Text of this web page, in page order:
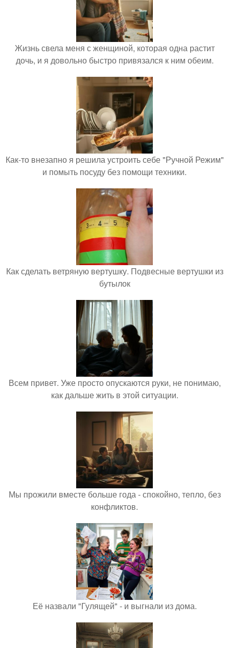
Жизнь свела меня с женщиной, которая одна растит
дочь, и я довольно быстро привязался к ним обеим.
Как-то внезапно я решила устроить себе "Ручной Режим"
и помыть посуду без помощи техники.
Как сделать ветряную вертушку. Подвесные вертушки из
бутылок
Всем привет. Уже просто опускаются руки, не понимаю,
как дальше жить в этой ситуации.
Мы прожили вместе больше года - спокойно, тепло, без
конфликтов.
Её назвали "Гулящей" - и выгнали из дома.